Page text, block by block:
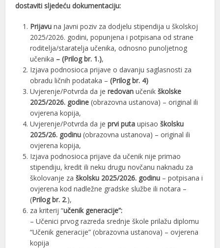
dostaviti sljedeću dokumentaciju:
Prijavu na Javni poziv za dodjelu stipendija u školskoj
2025/2026. godini, popunjena i potpisana od strane
roditelja/staratelja učenika, odnosno punoljetnog
učenika – (Prilog br. 1.),
Izjava podnosioca prijave o davanju saglasnosti za
obradu ličnih podataka –(Prilog br. 4)
Uvjerenje/Potvrda da jeredovan učenikškolske
2025/2026. godine (obrazovna ustanova) – original ili
ovjerena kopija,
Uvjerenje/Potvrda da jeprvi puta upisaoškolsku
2025/26. godinu (obrazovna ustanova) – original ili
ovjerena kopija,
Izjava podnosioca prijave da učenik nije primao
stipendiju, kredit ili neku drugu novčanu naknadu za
školovanje zaškolsku 2025/2026. godinu – potpisana i
ovjerena kod nadležne gradske službe ili notara –
(Prilog br. 2.),
za kriterij “učenik generacije”:
– Učenici prvog razreda srednje škole prilažu diplomu
“Učenik generacije” (obrazovna ustanova) – ovjerena
kopija